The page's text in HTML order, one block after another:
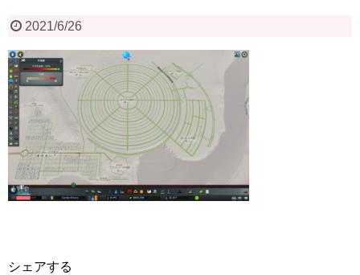
2021/6/26
シェアする